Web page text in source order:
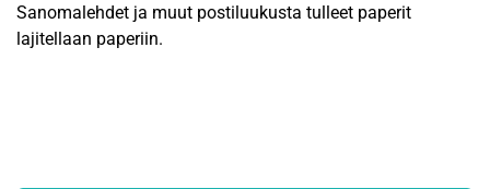
Sanomalehdet ja muut postiluukusta tulleet paperit
lajitellaan paperiin.